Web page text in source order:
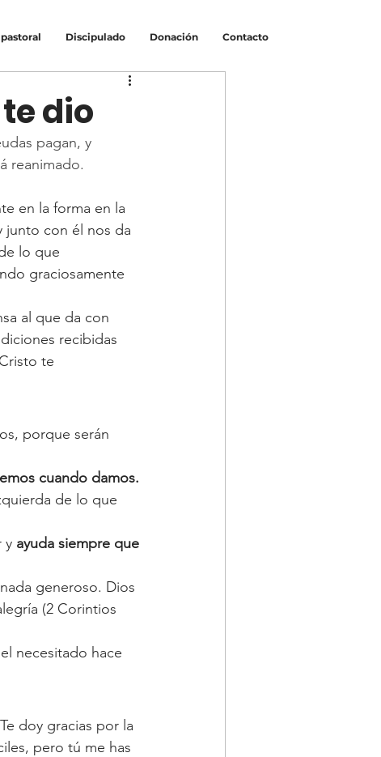
Discipulado Donación Contacto
dio
pagan, y
reanimado.
en la forma en la
junto con él nos da
lo que
graciosamente
al que da con
recibidas
te
porque serán
cuando damos.
de lo que
y ayuda siempre que
generoso. Dios
(2 Corintios
necesitado hace
doy gracias por la
pero tú me has